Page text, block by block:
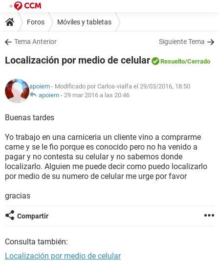
Foros Móviles y tabletas
Tema Anterior Siguiente Tema
Localización por medio de celular Resuelto/Cerrado
apoiem - Modificado por Carlos-vialfa el 29/03/2016, 18:50
apoiem - 29 mar 2016 a las 20:46
Buenas tardes
Yo trabajo en una carniceria un cliente vino a comprarme
carne y se le fio porque es conocido pero no ha venido a
pagar y no contesta su celular y no sabemos donde
localizarlo. Alguien me puede decir como puedo localizarlo
por medio de su numero de celular me urge por favor
gracias
Compartir
Consulta también:
Localización por medio de celular